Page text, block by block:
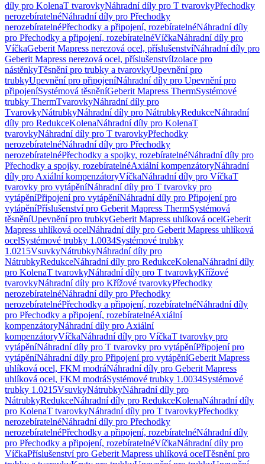
díly pro KolenaT tvarovkyNáhradní díly pro T tvarovkyPřechodky
nerozebíratelnéNáhradní díly pro Přechodky
nerozebíratelnéPřechodky a připojení, rozebíratelnéNáhradní díly
pro Přechodky a připojení, rozebíratelnéVíčkaNáhradní díly pro
VíčkaGeberit Mapress nerezová ocel, příslušenstvíNáhradní díly pro
Geberit Mapress nerezová ocel, příslušenstvíIzolace pro
nástěnkyTěsnění pro trubky a tvarovkyUpevnění pro
trubkyUpevnění pro připojeníNáhradní díly pro Upevnění pro
připojeníSystémová těsněníGeberit Mapress ThermSystémové
trubky ThermTvarovkyNáhradní díly pro
TvarovkyNátrubkyNáhradní díly pro NátrubkyRedukceNáhradní
díly pro RedukceKolenaNáhradní díly pro KolenaT
tvarovkyNáhradní díly pro T tvarovkyPřechodky
nerozebíratelnéNáhradní díly pro Přechodky
nerozebíratelnéPřechodky a spojky, rozebíratelnéNáhradní díly pro
Přechodky a spojky, rozebíratelnéAxiální kompenzátoryNáhradní
díly pro Axiální kompenzátoryVíčkaNáhradní díly pro VíčkaT
tvarovky pro vytápěníNáhradní díly pro T tvarovky pro
vytápěníPřipojení pro vytápěníNáhradní díly pro Připojení pro
vytápěníPříslušenství pro Geberit Mapress ThermSystémová
těsněníUpevnění pro trubkyGeberit Mapress uhlíková ocelGeberit
Mapress uhlíková ocelNáhradní díly pro Geberit Mapress uhlíková
ocelSystémové trubky 1.0034Systémové trubky
1.0215VsuvkyNátrubkyNáhradní díly pro
NátrubkyRedukceNáhradní díly pro RedukceKolenaNáhradní díly
pro KolenaT tvarovkyNáhradní díly pro T tvarovkyKřížové
tvarovkyNáhradní díly pro Křížové tvarovkyPřechodky
nerozebíratelnéNáhradní díly pro Přechodky
nerozebíratelnéPřechodky a připojení, rozebíratelnéNáhradní díly
pro Přechodky a připojení, rozebíratelnéAxiální
kompenzátoryNáhradní díly pro Axiální
kompenzátoryVíčkaNáhradní díly pro VíčkaT tvarovky pro
vytápěníNáhradní díly pro T tvarovky pro vytápěníPřipojení pro
vytápěníNáhradní díly pro Připojení pro vytápěníGeberit Mapress
uhlíková ocel, FKM modráNáhradní díly pro Geberit Mapress
uhlíková ocel, FKM modráSystémové trubky 1.0034Systémové
trubky 1.0215VsuvkyNátrubkyNáhradní díly pro
NátrubkyRedukceNáhradní díly pro RedukceKolenaNáhradní díly
pro KolenaT tvarovkyNáhradní díly pro T tvarovkyPřechodky
nerozebíratelnéNáhradní díly pro Přechodky
nerozebíratelnéPřechodky a připojení, rozebíratelnéNáhradní díly
pro Přechodky a připojení, rozebíratelnéVíčkaNáhradní díly pro
VíčkaPříslušenství pro Geberit Mapress uhlíková ocelTěsnění pro